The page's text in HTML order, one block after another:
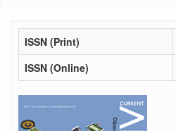
ISSN (Print)
ISSN (Online)